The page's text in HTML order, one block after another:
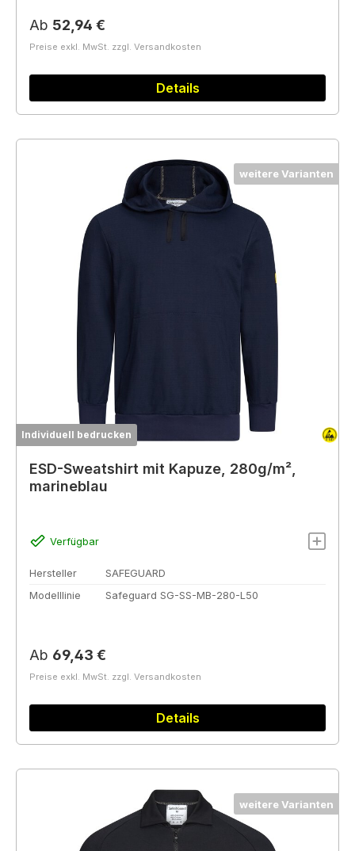
Regulärer Preis:
Ab 52,94 €
Preise exkl. MwSt. zzgl. Versandkosten
Details
weitere Varianten
Individuell bedrucken
ESD-Sweatshirt mit Kapuze, 280g/m²,
marineblau
Verfügbar
Hersteller
SAFEGUARD
Modelllinie
Safeguard SG-SS-MB-280-L50
Regulärer Preis:
Ab 69,43 €
Preise exkl. MwSt. zzgl. Versandkosten
Details
weitere Varianten